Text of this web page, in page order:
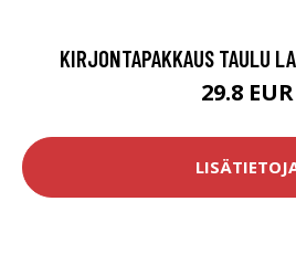
KIRJONTAPAKKAUS TAULU
29.8 EUR